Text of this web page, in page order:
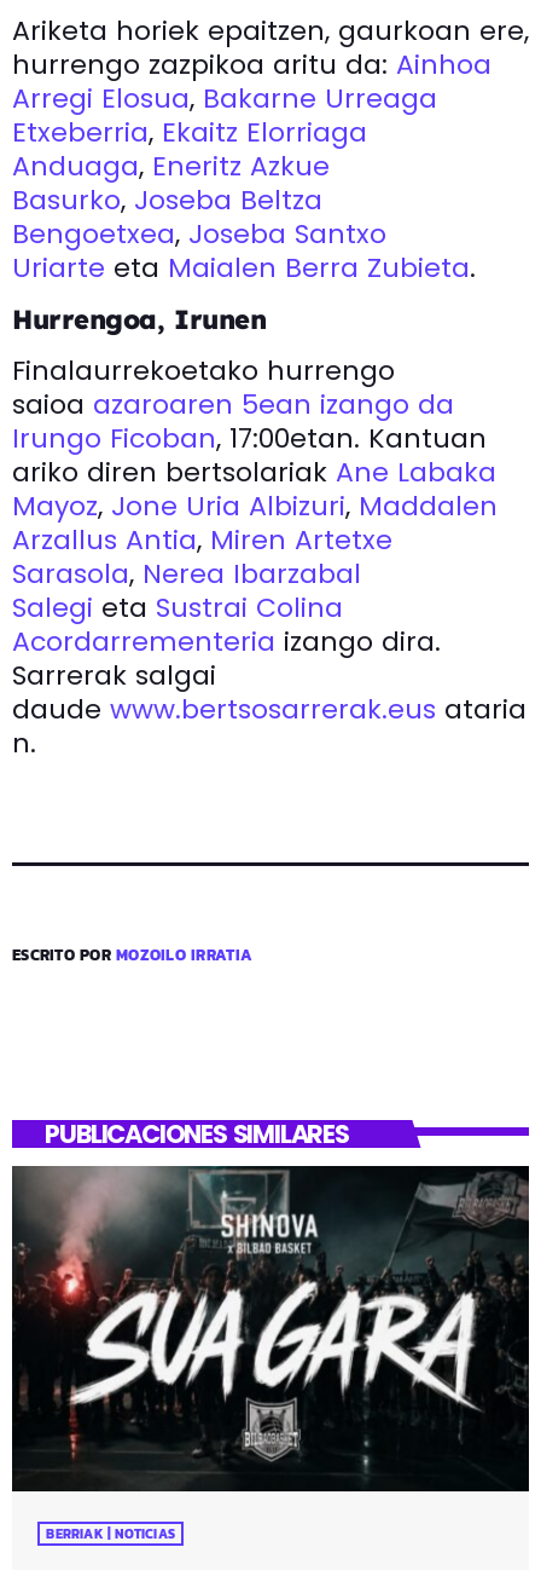
Ariketa horiek epaitzen, gaurkoan ere,
hurrengo zazpikoa aritu da: Ainhoa
Arregi Elosua, Bakarne Urreaga
Etxeberria, Ekaitz Elorriaga
Anduaga, Eneritz Azkue
Basurko, Joseba Beltza
Bengoetxea, Joseba Santxo
Uriarte eta Maialen Berra Zubieta.
Hurrengoa, Irunen
Finalaurrekoetako hurrengo
saioa azaroaren 5ean izango da
Irungo Ficoban, 17:00etan. Kantuan
ariko diren bertsolariak Ane Labaka
Mayoz, Jone Uria Albizuri, Maddalen
Arzallus Antia, Miren Artetxe
Sarasola, Nerea Ibarzabal
Salegi eta Sustrai Colina
Acordarrementeria izango dira.
Sarrerak salgai
daude www.bertsosarrerak.eus ataria
n.
ESCRITO PORMOZOILO IRRATIA
PUBLICACIONES SIMILARES
BERRIAK | NOTICIAS